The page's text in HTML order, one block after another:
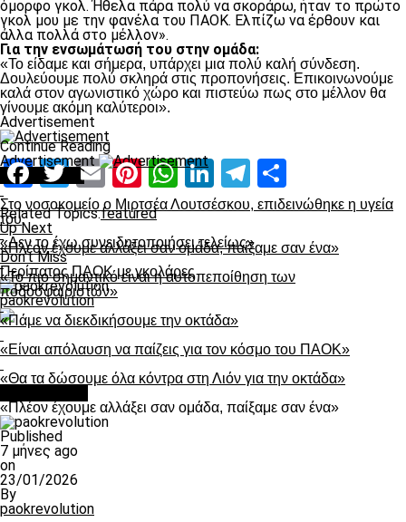
όμορφο γκολ. Ήθελα πάρα πολύ να σκοράρω, ήταν το πρώτο
γκολ μου με την φανέλα του ΠΑΟΚ. Ελπίζω να έρθουν και
άλλα πολλά στο μέλλον».
Για την ενσωμάτωσή του στην ομάδα:
«Το είδαμε και σήμερα, υπάρχει μια πολύ καλή σύνδεση.
Δουλεύουμε πολύ σκληρά στις προπονήσεις. Επικοινωνούμε
καλά στον αγωνιστικό χώρο και πιστεύω πως στο μέλλον θα
γίνουμε ακόμη καλύτεροι».
Advertisement
Facebook
Twitter
EmailPinterest
WhatsApp
LinkedIn
Telegram
Related Topics:featured
Up Next
«Δεν το έχω συνειδητοποιήσει τελείως»
Don't Miss
Περίπατος ΠΑΟΚ με γκολάρες
paokrevolution
Continue Reading
Advertisement
You may like
Στο νοσοκομείο ο Μιρτσέα Λουτσέσκου, επιδεινώθηκε η υγεία
του
«Πλέον έχουμε αλλάξει σαν ομάδα, παίξαμε σαν ένα»
«Το πιο σημαντικό είναι η αυτοπεποίθηση των
ποδοσφαιριστών»
«Πάμε να διεκδικήσουμε την οκτάδα»
«Είναι απόλαυση να παίζεις για τον κόσμο του ΠΑΟΚ»
«Θα τα δώσουμε όλα κόντρα στη Λιόν για την οκτάδα»
«Πλέον έχουμε αλλάξει σαν ομάδα, παίξαμε σαν ένα»
Published
7 μήνες ago
on
23/01/2026
By
paokrevolution